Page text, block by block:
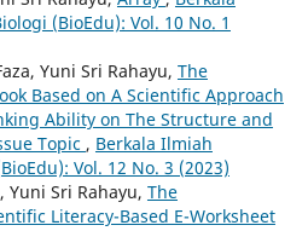
(BioEdu): Vol. 10 No. 1
Yuni Sri Rahayu, The
Based on A Scientific Approach
Ability on The Structure and
Topic , Berkala Ilmiah
Vol. 12 No. 3 (2023)
Yuni Sri Rahayu, The
Literacy-Based E-Worksheet